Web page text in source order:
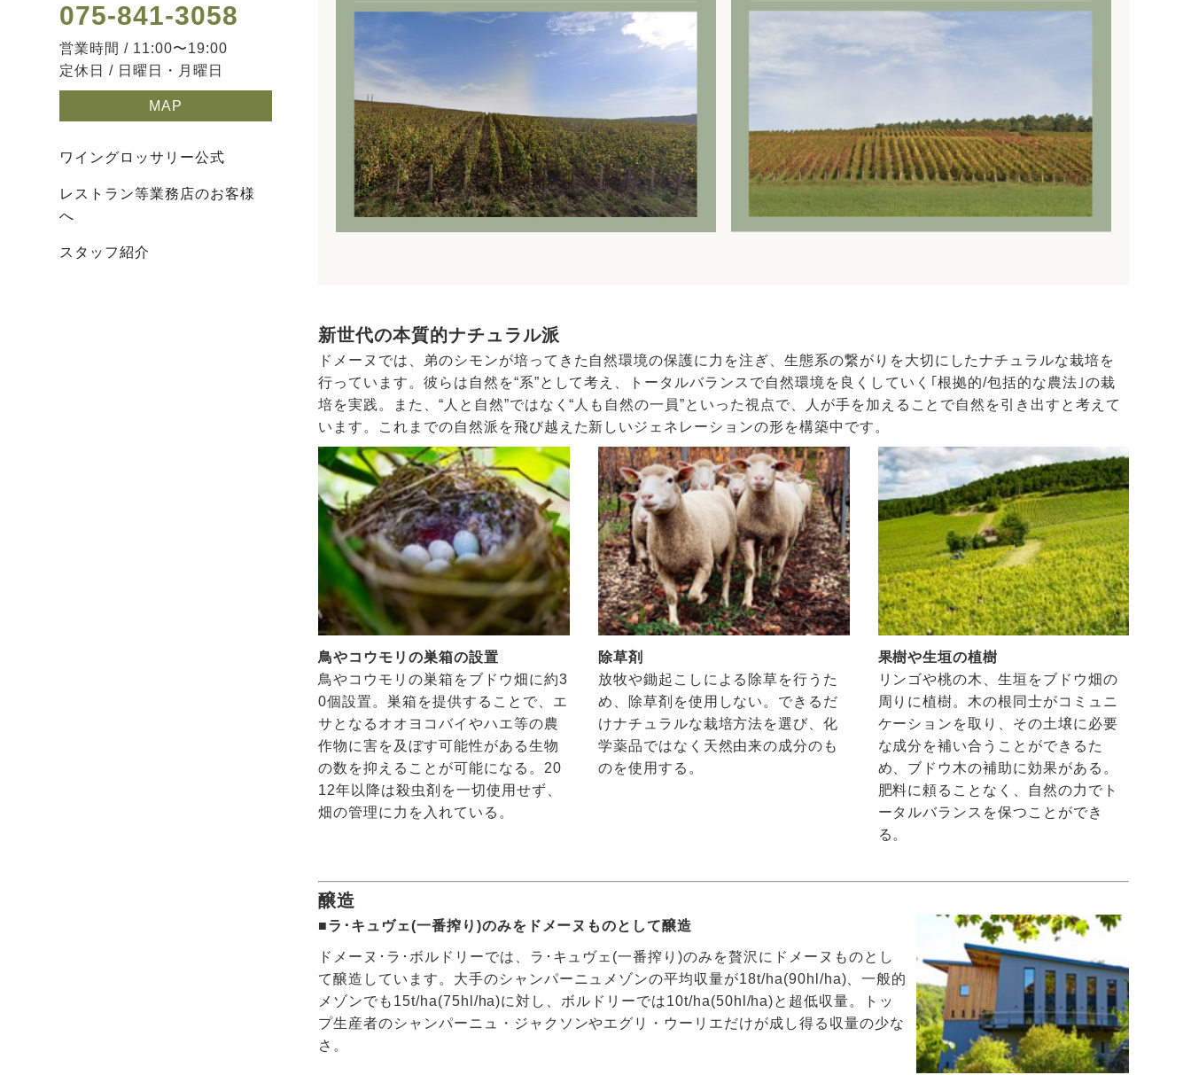
075-841-3058
営業時間 / 11:00〜19:00
定休日 / 日曜日・月曜日
MAP
ワイングロッサリー公式
レストラン等業務店のお客様
へ
スタッフ紹介
新世代の本質的ナチュラル派
ドメーヌでは、弟のシモンが培ってきた自然環境の保護に力を注ぎ、生態系の繋がりを大切にしたナチュラルな栽培を
行っています。彼らは自然を“系”として考え、トータルバランスで自然環境を良くしていく｢根拠的/包括的な農法｣の栽
培を実践。また、“人と自然”ではなく“人も自然の一員”といった視点で、人が手を加えることで自然を引き出すと考えて
います。これまでの自然派を飛び越えた新しいジェネレーションの形を構築中です。
鳥やコウモリの巣箱の設置
鳥やコウモリの巣箱をブドウ畑に約3
0個設置。巣箱を提供することで、エ
サとなるオオヨコバイやハエ等の農
作物に害を及ぼす可能性がある生物
の数を抑えることが可能になる。20
12年以降は殺虫剤を一切使用せず、
畑の管理に力を入れている。
除草剤
放牧や鋤起こしによる除草を行うた
め、除草剤を使用しない。できるだ
けナチュラルな栽培方法を選び、化
学薬品ではなく天然由来の成分のも
のを使用する。
果樹や生垣の植樹
リンゴや桃の木、生垣をブドウ畑の
周りに植樹。木の根同士がコミュニ
ケーションを取り、その土壌に必要
な成分を補い合うことができるた
め、ブドウ木の補助に効果がある。
肥料に頼ることなく、自然の力でト
ータルバランスを保つことができ
る。
醸造
■ラ･キュヴェ(一番搾り)のみをドメーヌものとして醸造
ドメーヌ･ラ･ボルドリーでは、ラ･キュヴェ(一番搾り)のみを贅沢にドメーヌものとし
て醸造しています。大手のシャンパーニュメゾンの平均収量が18t/ha(90hl/ha)、一般的
メゾンでも15t/ha(75hl/ha)に対し、ボルドリーでは10t/ha(50hl/ha)と超低収量。トッ
プ生産者のシャンパーニュ・ジャクソンやエグリ・ウーリエだけが成し得る収量の少な
さ。